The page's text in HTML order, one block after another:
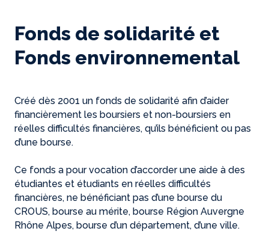
Fonds de solidarité et
Fonds environnemental
Créé dès 2001 un fonds de solidarité afin d’aider
financièrement les boursiers et non-boursiers en
réelles difficultés financières, qu’ils bénéficient ou pas
d’une bourse.
Ce fonds a pour vocation d’accorder une aide à des
étudiantes et étudiants en réelles difficultés
financières, ne bénéficiant pas d’une bourse du
CROUS, bourse au mérite, bourse Région Auvergne
Rhône Alpes, bourse d’un département, d’une ville.